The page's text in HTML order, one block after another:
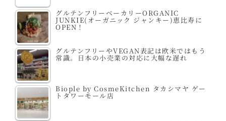
グルテンフリーベーカリーORGANIC
JUNKIE(オーガニック ジャンキー)恵比寿に
OPEN！
グルテンフリーやVEGAN表記は欧米ではもう
常識。日本の小売業の対応に大幅な遅れ
Biople by CosmeKitchen タカシマヤ ゲー
トタワーモール店